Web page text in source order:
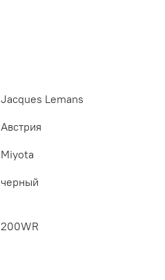
Jacques Lemans
Австрия
Miyota
черный
200WR